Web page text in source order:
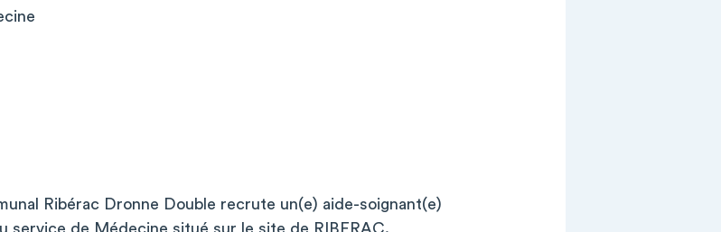
Ribérac Dronne Double recrute un(e) aide-soignant(e)
service de Médecine situé sur le site de RIBERAC.